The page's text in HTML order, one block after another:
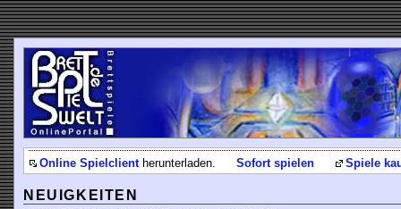
Online Spielclientherunterladen. Sofort spielen Spiele
NEUIGKEITEN